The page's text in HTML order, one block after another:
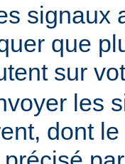
signaux
que
sur
les
dont